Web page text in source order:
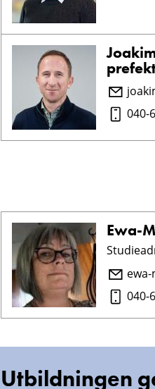
040-
Ewa-
040-
Utbildningen